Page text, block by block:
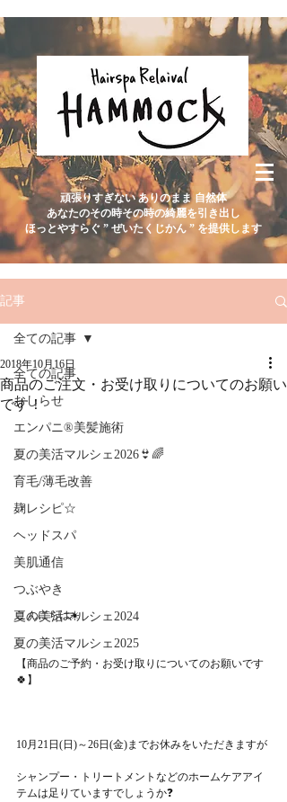
頑張りすぎない ありのまま 自然体
あなたのその時その時の綺麗を引き出し
ほっとやすらぐ ” ぜいたくじかん ” を提供します
記事
全ての記事
おしらせ
エンパニ®美髪施術
夏の美活マルシェ2026👙🌈
育毛/薄毛改善
麹レシピ☆
ヘッドスパ
美肌通信
つぶやき
夏の美活マルシェ2024
夏の美活マルシェ2025
全ての記事
商品のご注文・お受け取りについてのお願い
です！
2018年10月16日
こんにちは☀️
【商品のご予約・お受け取りについてのお願いです
🍀】
10月21日(日)～26日(金)までお休みをいただきますが
シャンプー・トリートメントなどのホームケアアイ
テムは足りていますでしょうか❓